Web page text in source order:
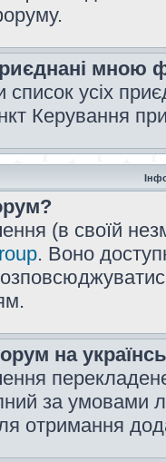
мною
усіх
Керування
(в своїй
. Воно
на
за умовами
отримання